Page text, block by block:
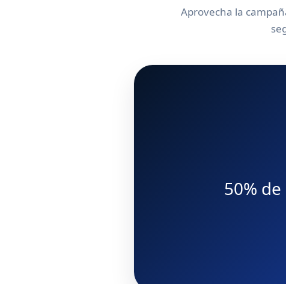
Aprovecha la
50%